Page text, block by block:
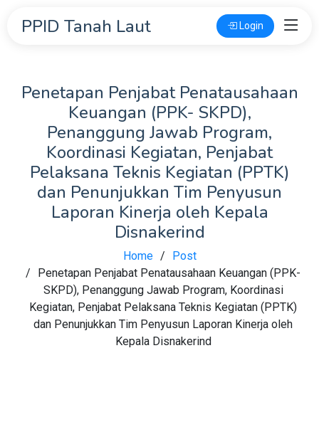
PPID Tanah Laut Login
Penetapan Penjabat Penatausahaan
Keuangan (PPK- SKPD),
Penanggung Jawab Program,
Koordinasi Kegiatan, Penjabat
Pelaksana Teknis Kegiatan (PPTK)
dan Penunjukkan Tim Penyusun
Laporan Kinerja oleh Kepala
Disnakerind
Home
Post
Penetapan Penjabat Penatausahaan Keuangan (PPK-
SKPD), Penanggung Jawab Program, Koordinasi
Kegiatan, Penjabat Pelaksana Teknis Kegiatan (PPTK)
dan Penunjukkan Tim Penyusun Laporan Kinerja oleh
Kepala Disnakerind